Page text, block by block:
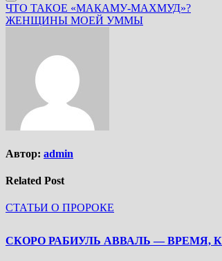
Навигация
по
ЧТО ТАКОЕ «МАКАМУ-МАХМУД»?
ЖЕНЩИНЫ МОЕЙ УММЫ
Автор: admin
Related Post
СТАТЬИ О ПРОРОКЕ